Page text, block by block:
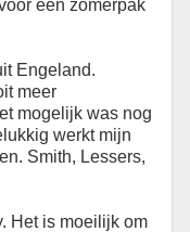
een zomerpak
Engeland.
meer
mogelijk was nog
werkt mijn
Smith, Lessers,
Het is moeilijk om